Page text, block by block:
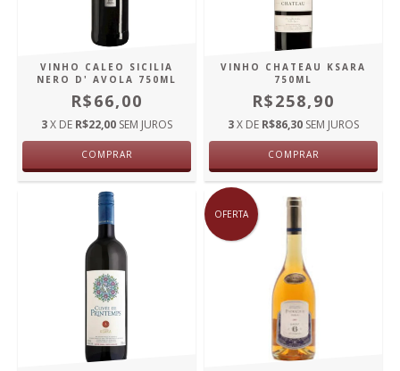
VINHO CALEO SICILIA
NERO D' AVOLA 750ML
R$66,00
3X DE R$22,00 SEM JUROS
COMPRAR
VINHO CHATEAU KSARA
750ML
R$258,90
3X DE R$86,30 SEM JUROS
COMPRAR
OFERTA